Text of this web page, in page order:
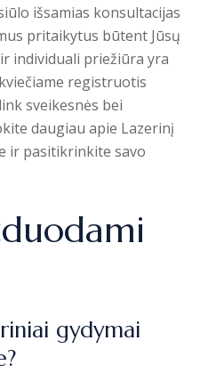
išsamias konsultacijas
pritaikytus būtent Jūsų
individuali priežiūra yra
registruotis
sveikesnės bei
daugiau apie Lazerinį
ir pasitikrinkite savo
gydymai